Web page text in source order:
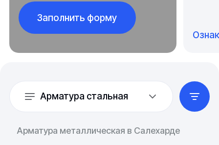
Заполнить форму
Арматура стальная
Арматура металлическая в Салехарде